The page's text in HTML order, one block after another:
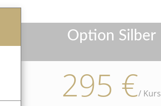
Option Silber
295 €/ Kurs